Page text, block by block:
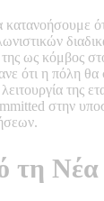
κατανοήσουμε
της ως κόμβος
ότι η πόλη θα
της
στην
τη Νέα